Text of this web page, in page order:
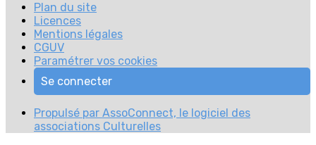
Plan du site
Licences
Mentions légales
CGUV
Paramétrer vos cookies
Se connecter
Propulsé par AssoConnect, le logiciel des
associations Culturelles